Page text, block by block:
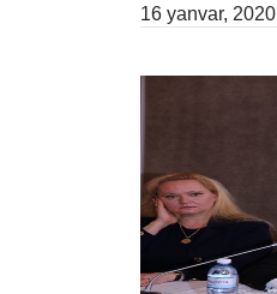
Release Date
16 yanvar, 2020